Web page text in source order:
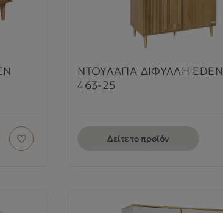
ΝΤΟΥΛΑΠΑ ΔΙΦΥΛΛΗ EDEN
463-25
Δείτε το προϊόν